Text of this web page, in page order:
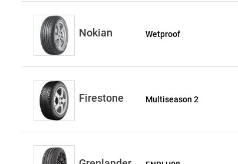
Nokian Wetproof
Firestone Multiseason 2